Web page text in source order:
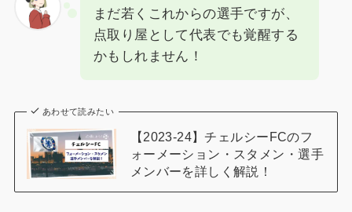
まだ若くこれからの選手ですが、
点取り屋として代表でも覚醒する
かもしれません！
あわせて読みたい
【2023-24】チェルシーFCのフ
ォーメーション・スタメン・選手
メンバーを詳しく解説！